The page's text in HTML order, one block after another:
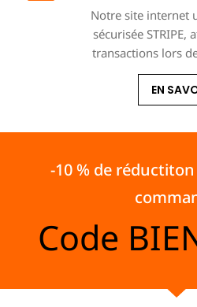
Notre site internet
sécurisée STRIPE,
transactions lors
EN
-10 % de
Code